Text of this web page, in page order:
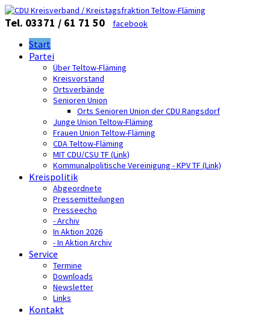
Tel. 03371 / 61 71 50 facebook
Start
Partei
Über Teltow-Fläming
Kreisvorstand
Ortsverbände
Senioren Union
Orts Senioren Union der CDU Rangsdorf
Junge Union Teltow-Fläming
Frauen Union Teltow-Fläming
CDA Teltow-Fläming
MIT CDU/CSU TF (Link)
Kommunalpolitische Vereinigung - KPV TF (Link)
Kreispolitik
Abgeordnete
Pressemitteilungen
Presseecho
- Archiv
In Aktion 2026
- In Aktion Archiv
Service
Termine
Downloads
Newsletter
Links
Kontakt